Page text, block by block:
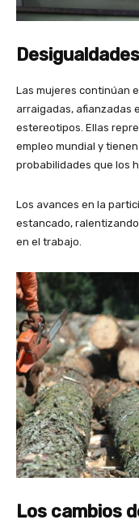
Las mujeres continúan
arraigadas, afianzadas
estereotipos. Ellas
empleo mundial y
probabilidades que los
Los avances en la
estancado,
en el trabajo.
Los cambios